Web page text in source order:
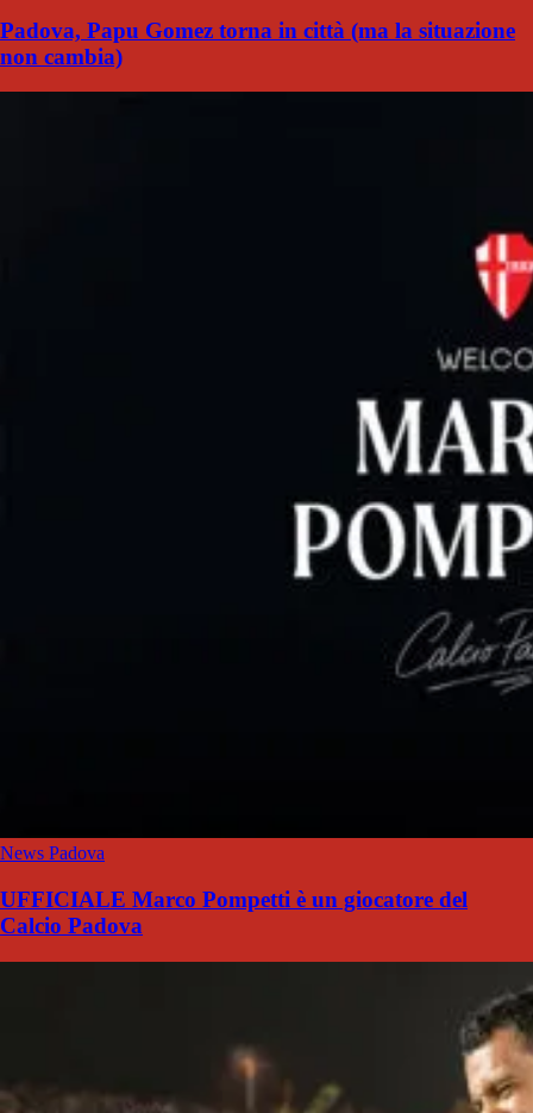
Padova, Papu Gomez torna in città (ma la situazione
non cambia)
News Padova
UFFICIALE Marco Pompetti è un giocatore del
Calcio Padova